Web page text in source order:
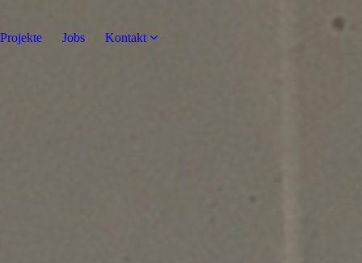
Projekte Jobs Kontakt